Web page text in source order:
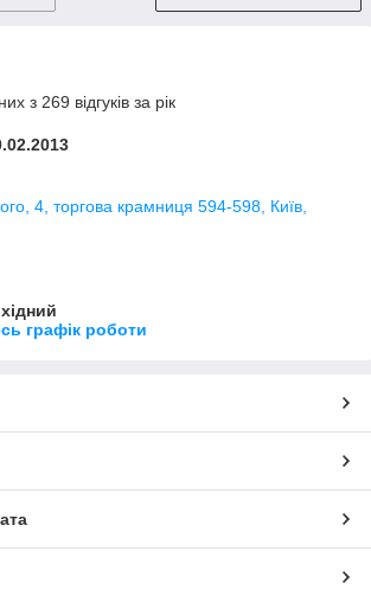
з 269 відгуків за рік
4, торгова крамниця 594-598, Київ,
графік роботи